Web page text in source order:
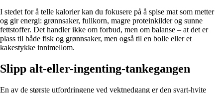
I stedet for å telle kalorier kan du fokusere på å spise mat som metter
og gir energi: grønnsaker, fullkorn, magre proteinkilder og sunne
fettstoffer. Det handler ikke om forbud, men om balanse – at det er
plass til både fisk og grønnsaker, men også til en bolle eller et
kakestykke innimellom.
Slipp alt-eller-ingenting-tankegangen
En av de største utfordringene ved vektnedgang er den svart-hvite